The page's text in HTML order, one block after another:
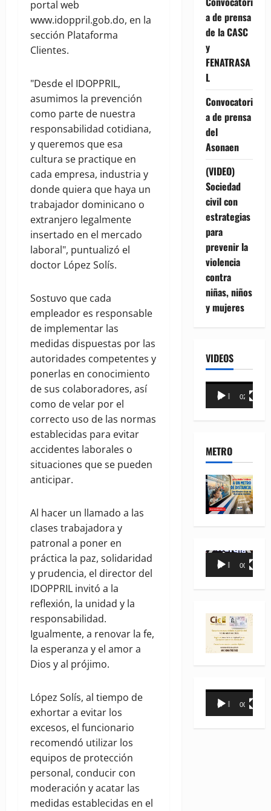
portal web
www.idoppril.gob.do, en la
sección Plataforma
Clientes.
"Desde el IDOPPRIL,
asumimos la prevención
como parte de nuestra
responsabilidad cotidiana,
y queremos que esa
cultura se practique en
cada empresa, industria y
donde quiera que haya un
trabajador dominicano o
extranjero legalmente
insertado en el mercado
laboral", puntualizó el
doctor López Solís.
Sostuvo que cada
empleador es responsable
de implementar las
medidas dispuestas por las
autoridades competentes y
ponerlas en conocimiento
de sus colaboradores, así
como de velar por el
correcto uso de las normas
establecidas para evitar
accidentes laborales o
situaciones que se pueden
anticipar.
Al hacer un llamado a las
clases trabajadora y
patronal a poner en
práctica la paz, solidaridad
y prudencia, el director del
IDOPPRIL invitó a la
reflexión, la unidad y la
responsabilidad.
Igualmente, a renovar la fe,
la esperanza y el amor a
Dios y al prójimo.
López Solís, al tiempo de
exhortar a evitar los
excesos, el funcionario
recomendó utilizar los
equipos de protección
personal, conducir con
moderación y acatar las
medidas establecidas en el
a de prensa
de la CASC
y
FENATRASA
L
Convocatori
a de prensa
del
Asonaen
(VIDEO)
Sociedad
civil con
estrategias
para
prevenir la
violencia
contra
niñas, niños
y mujeres
VIDEOS
Reproductor
00:00 02:18
METRO
Reproductor
00:00 00:35
Reproductor
00:00 00:31